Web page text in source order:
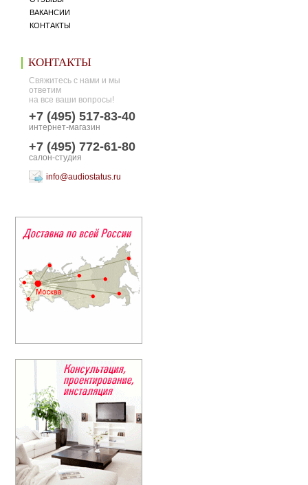
ВАКАНСИИ
КОНТАКТЫ
КОНТАКТЫ
Свяжитесь с нами и мы
ответим
на все ваши вопросы!
+7 (495) 517-83-40
интернет-магазин
+7 (495) 772-61-80
салон-студия
info@audiostatus.ru